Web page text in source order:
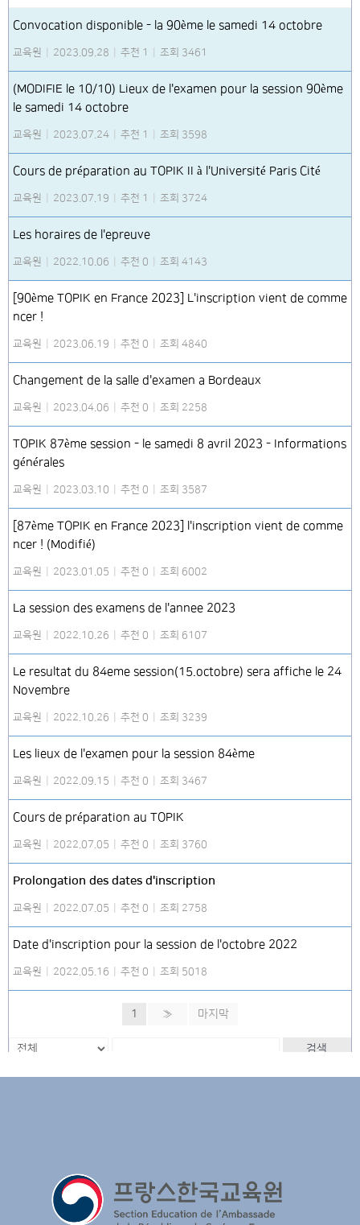
Convocation disponible - la 90ème le samedi 14 octobre
교육원 2023.09.28 추천 1 조회 3461
(MODIFIE le 10/10) Lieux de l'examen pour la session 90ème
le samedi 14 octobre
교육원 2023.07.24 추천 1 조회 3598
Cours de préparation au TOPIK II à l'Université Paris Cité
교육원 2023.07.19 추천 1 조회 3724
Les horaires de l'epreuve
교육원 2022.10.06 추천 0 조회 4143
[90ème TOPIK en France 2023] L'inscription vient de comme
ncer !
교육원 2023.06.19 추천 0 조회 4840
Changement de la salle d'examen a Bordeaux
교육원 2023.04.06 추천 0 조회 2258
TOPIK 87ème session - le samedi 8 avril 2023 - Informations
générales
교육원 2023.03.10 추천 0 조회 3587
[87ème TOPIK en France 2023] l'inscription vient de comme
ncer ! (Modifié)
교육원 2023.01.05 추천 0 조회 6002
La session des examens de l'annee 2023
교육원 2022.10.26 추천 0 조회 6107
Le resultat du 84eme session(15.octobre) sera affiche le 24
Novembre
교육원 2022.10.26 추천 0 조회 3239
Les lieux de l'examen pour la session 84ème
교육원 2022.09.15 추천 0 조회 3467
Cours de préparation au TOPIK
교육원 2022.07.05 추천 0 조회 3760
Prolongation des dates d'inscription
교육원 2022.07.05 추천 0 조회 2758
Date d'inscription pour la session de l'octobre 2022
교육원 2022.05.16 추천 0 조회 5018
1 » 마지막
검색